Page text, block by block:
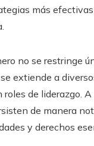
más
no se restringe
extiende a
de liderazgo.
de manera
y derechos